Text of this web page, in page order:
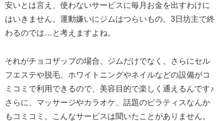
安いとは言え、使わないサービスに毎月お金を出すわけに
はいきません。運動嫌いにジムはつらいもの。3日坊主で終
わるのでは…と考えますよね。
それがチョコザップの場合、ジムだけでなく、さらにセル
フエステや脱毛、ホワイトニングやネイルなどの設備がコ
ミコミで利用できるので、美容目的で楽しく通えるんです♪
さらに、マッサージやカラオケ、話題のピラティスなんか
もコミコミ。こんなサービスは聞いたことがありません。